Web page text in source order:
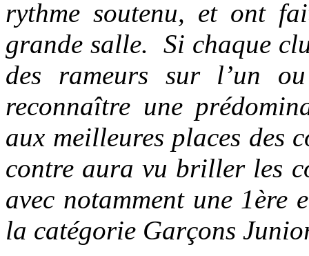
rythme soutenu, et ont
grande salle. Si chaque
des rameurs sur l’un
reconnaître une
aux meilleures places des
contre aura vu briller les
avec notamment une 1ère
la catégorie Garçons